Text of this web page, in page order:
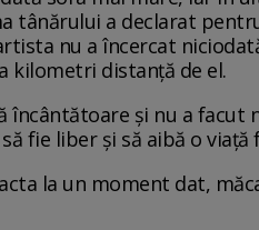
tânărului a declarat
nu a încercat
kilometri distanță de el.
încântătoare și nu a
fie liber și să aibă o
la un moment dat,